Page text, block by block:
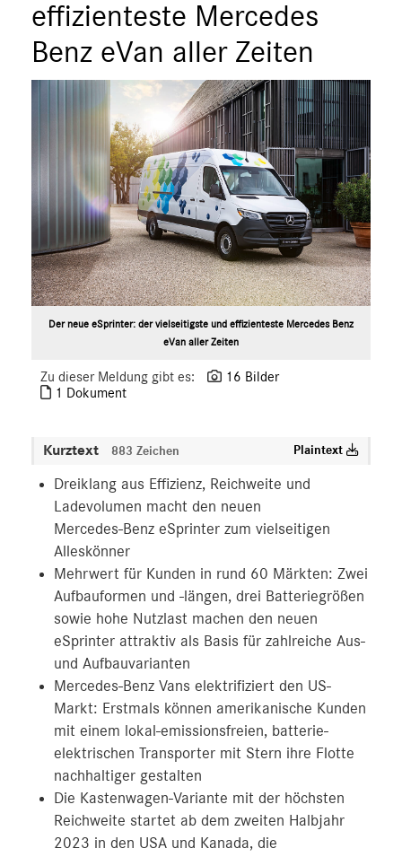
Marken & Produkte
MEDIA
ANSPRECHPARTNER
effizienteste Mercedes
Benz eVan aller Zeiten
Der neue eSprinter: der vielseitigste und effizienteste Mercedes Benz
eVan aller Zeiten
Zu dieser Meldung gibt es:
16 Bilder
1 Dokument
Kurztext 883 Zeichen Plaintext
Dreiklang aus Effizienz, Reichweite und
Ladevolumen macht den neuen
Mercedes‑Benz eSprinter zum vielseitigen
Alleskönner
Mehrwert für Kunden in rund 60 Märkten: Zwei
Aufbauformen und -längen, drei Batteriegrößen
sowie hohe Nutzlast machen den neuen
eSprinter attraktiv als Basis für zahlreiche Aus-
und Aufbauvarianten
Mercedes‑Benz Vans elektrifiziert den US-
Markt: Erstmals können amerikanische Kunden
mit einem lokal-emissionsfreien, batterie-
elektrischen Transporter mit Stern ihre Flotte
nachhaltiger gestalten
Die Kastenwagen-Variante mit der höchsten
Reichweite startet ab dem zweiten Halbjahr
2023 in den USA und Kanada, die